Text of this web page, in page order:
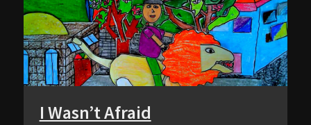
I Wasn’t Afraid